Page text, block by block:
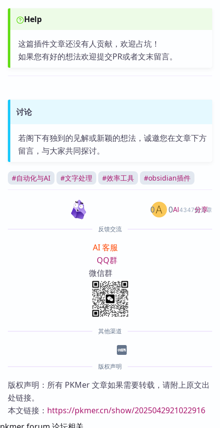
Help
这篇插件文章还没有人贡献，欢迎占坑！
如果您有好的想法欢迎提交PR或者文末留言。
讨论
若阁下有独到的见解或新颖的想法，诚邀您在文章下方
留言，与大家共同探讨。
#自动化与AI #文字处理 #效率工具 #obsidian插件
AI4347篇文章
0 0 分享
反馈交流
AI 客服
QQ群
微信群
其他渠道
版权声明
版权声明：所有 PKMer 文章如果需要转载，请附上原文出
处链接。
本文链接： https://pkmer.cn/show/2025042921022916